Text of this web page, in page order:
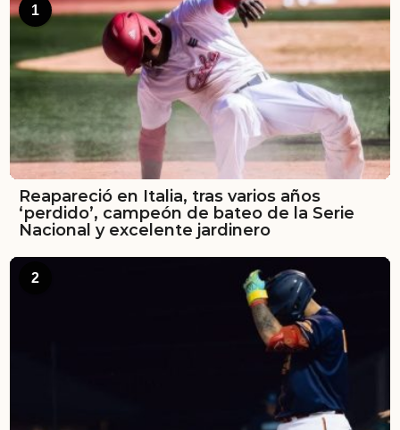
1
Reapareció en Italia, tras varios años
‘perdido’, campeón de bateo de la Serie
Nacional y excelente jardinero
2